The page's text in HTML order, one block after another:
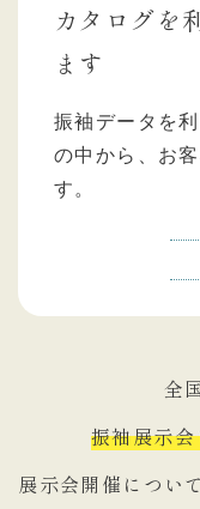
カタログを
ます
振袖データを
の中から、お
す。
全
振袖展示
展示会開催につい